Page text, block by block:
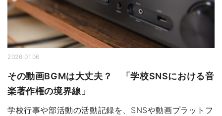
2026.01.06
その動画BGMは大丈夫？ 「学校SNSにおける音
楽著作権の境界線」
学校行事や部活動の活動記録を、SNSや動画プラットフ